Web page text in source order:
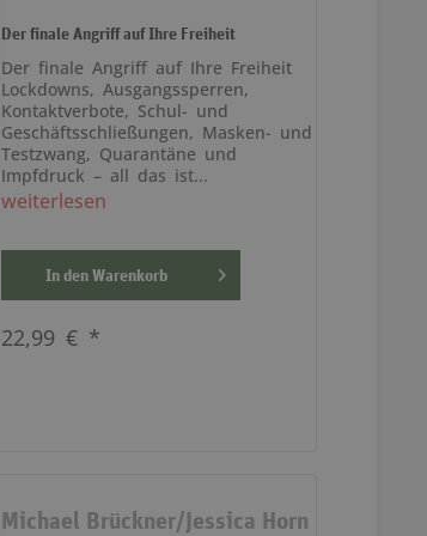
Der finale Angriff auf Ihre Freiheit
Der finale Angriff auf Ihre Freiheit
Lockdowns, Ausgangssperren,
Kontaktverbote, Schul- und
Geschäftsschließungen, Masken- und
Testzwang, Quarantäne und
Impfdruck – all das ist...
weiterlesen
In denWarenkorb
22,99 € *
Michael Brückner/Jessica Horn